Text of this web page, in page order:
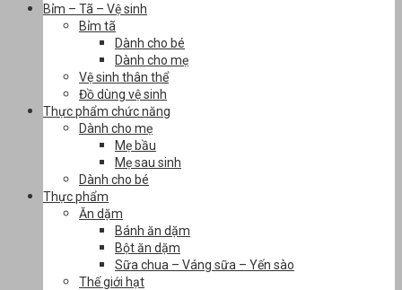
Bỉm – Tã – Vệ sinh
Bỉm tã
Dành cho bé
Dành cho mẹ
Vệ sinh thân thể
Đồ dùng vệ sinh
Thực phẩm chức năng
Dành cho mẹ
Mẹ bầu
Mẹ sau sinh
Dành cho bé
Thực phẩm
Ăn dặm
Bánh ăn dặm
Bột ăn dặm
Sữa chua – Váng sữa – Yến sào
Thế giới hạt